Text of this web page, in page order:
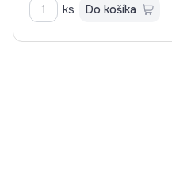
ks Do košíka